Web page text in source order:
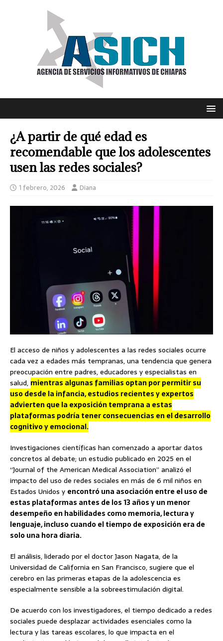
¿A partir de qué edad es
recomendable que los adolescentes
usen las redes sociales?
1 febrero, 2026 Diana
El acceso de niños y adolescentes a las redes sociales ocurre
cada vez a edades más tempranas, una tendencia que genera
preocupación entre padres, educadores y especialistas en
salud, mientras algunas familias optan por permitir su
uso desde la infancia, estudios recientes y expertos
advierten que la exposición temprana a estas
plataformas podría tener consecuencias en el desarrollo
cognitivo y emocional.
Investigaciones científicas han comenzado a aportar datos
concretos al debate; un estudio publicado en 2025 en el
“Journal of the American Medical Association” analizó el
impacto del uso de redes sociales en más de 6 mil niños en
Estados Unidos y encontró una asociación entre el uso de
estas plataformas antes de los 13 años y un menor
desempeño en habilidades como memoria, lectura y
lenguaje, incluso cuando el tiempo de exposición era de
solo una hora diaria.
El análisis, liderado por el doctor Jason Nagata, de la
Universidad de California en San Francisco, sugiere que el
cerebro en las primeras etapas de la adolescencia es
especialmente sensible a la sobreestimulación digital.
De acuerdo con los investigadores, el tiempo dedicado a redes
sociales puede desplazar actividades esenciales como la
lectura y las tareas escolares, lo que impacta en el